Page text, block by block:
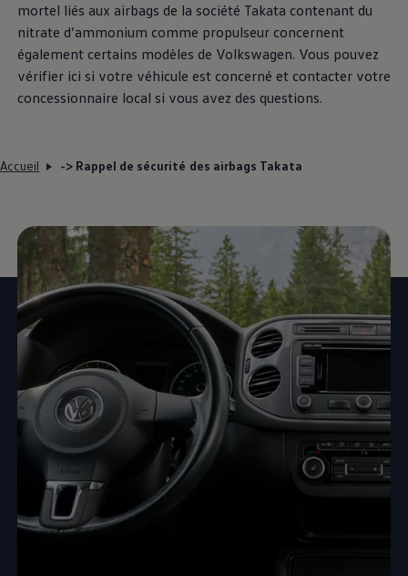
mortel liés aux airbags de la société Takata contenant du
nitrate d’ammonium comme propulseur concernent
également certains modèles de Volkswagen. Vous pouvez
vérifier ici si votre véhicule est concerné et contacter votre
concessionnaire local si vous avez des questions.
Accueil -> Rappel de sécurité des airbags Takata